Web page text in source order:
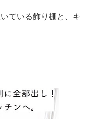
ている飾り棚と、キ